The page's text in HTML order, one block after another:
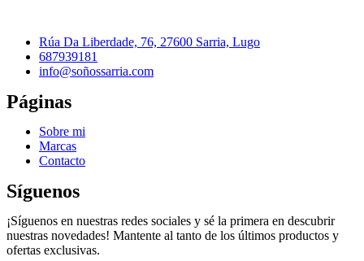
Rúa Da Liberdade, 76, 27600 Sarria, Lugo
687939181
info@soñossarria.com
Páginas
Sobre mi
Marcas
Contacto
Síguenos
¡Síguenos en nuestras redes sociales y sé la primera en descubrir
nuestras novedades! Mantente al tanto de los últimos productos y
ofertas exclusivas.